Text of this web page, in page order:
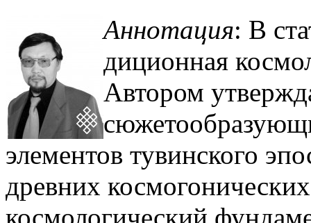
Аннотация: В
диционная
Автором
элементов тувинского
древних
космологический